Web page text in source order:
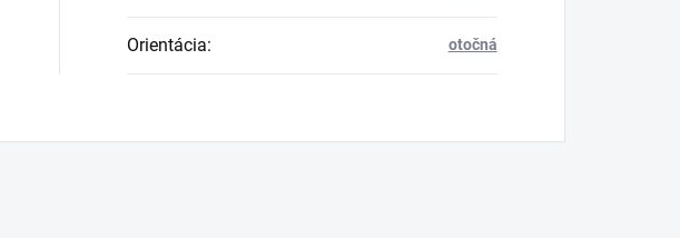
Orientácia: otočná